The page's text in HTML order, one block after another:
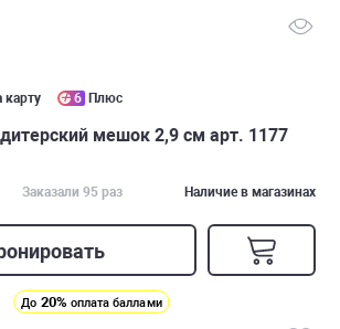
карту 6 Плюс
мешок 2,9 см арт. 1177
Заказали 95 раз Наличие в магазинах
До 20% оплата баллами